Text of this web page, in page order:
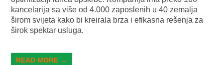
kancelarija sa više od 4.000 zaposlenih u 40 zemalja
širom svijeta kako bi kreirala brza i efikasna rešenja za
širok spektar usluga.
READ MORE →